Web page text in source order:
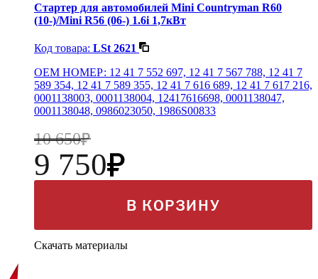
Стартер для автомобилей Mini Countryman R60
(10-)/Mini R56 (06-) 1.6i 1,7кВт
Код товара: LSt 2621
OEM НОМЕР: 12 41 7 552 697, 12 41 7 567 788, 12 41 7
589 354, 12 41 7 589 355, 12 41 7 616 689, 12 41 7 617 216,
0001138003, 0001138004, 12417616698, 0001138047,
0001138048, 0986023050, 1986S00833
10 650
9 750
В КОРЗИНУ
Скачать материалы